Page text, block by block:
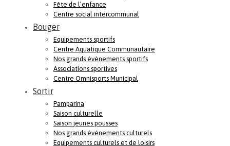
Fête de l’enfance
Centre social intercommunal
Bouger
Equipements sportifs
Centre Aquatique Communautaire
Nos grands évènements sportifs
Associations sportives
Centre Omnisports Municipal
Sortir
Pamparina
Saison culturelle
Saison jeunes pousses
Nos grands événements culturels
Equipements culturels et de loisirs